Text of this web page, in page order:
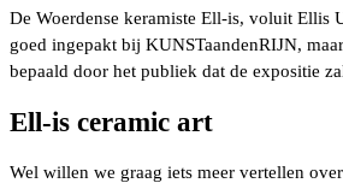
2026
De Woerdense keramiste Ell-is, voluit
goed ingepakt bij KUNSTaandenRIJN,
bepaald door het publiek dat de expositie
Ell-is ceramic art
Wel willen we graag iets meer vertellen